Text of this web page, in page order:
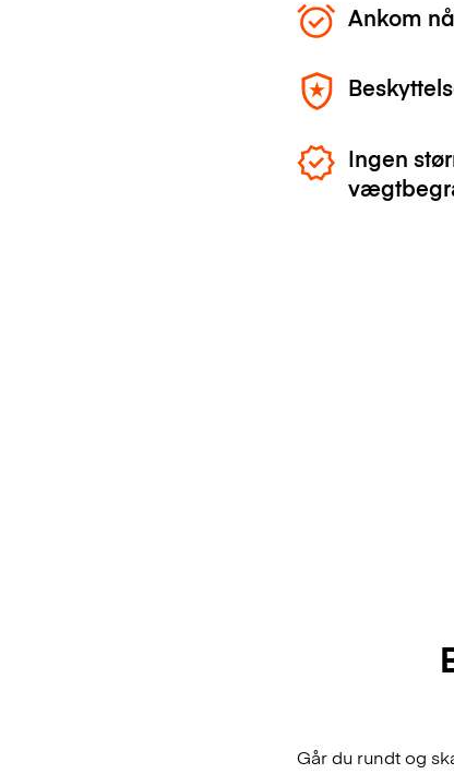
Ankom
Ingen
Går du rundt og